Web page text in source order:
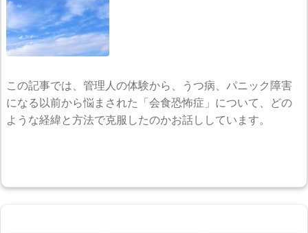
この記事では、管理人の体験から、うつ病、パニック障害
になる以前から悩まされた「会食恐怖症」について、どの
ような経緯と方法で克服したのかお話ししています。